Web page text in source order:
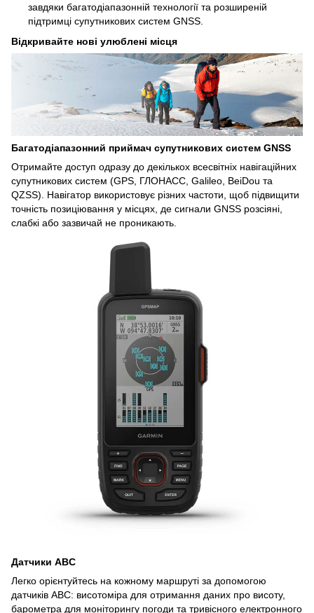
завдяки багатодіапазонній технології та розширеній
підтримці супутникових систем GNSS.
Відкривайте нові улюблені місця
Багатодіапазонний приймач супутникових систем GNSS
Отримайте доступ одразу до декількох всесвітніх навігаційних
супутникових систем (GPS, ГЛОНАСС, Galileo, BeiDou та
QZSS). Навігатор використовує різних частоти, щоб підвищити
точність позиціювання у місцях, де сигнали GNSS розсіяні,
слабкі або зазвичай не проникають.
Датчики ABC
Легко орієнтуйтесь на кожному маршруті за допомогою
датчиків ABC: висотоміра для отримання даних про висоту,
барометра для моніторингу погоди та тривісного електронного